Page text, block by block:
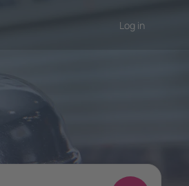
Log in